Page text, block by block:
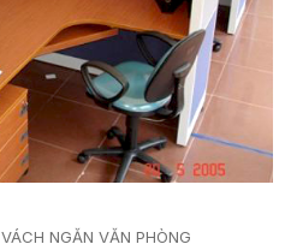
VÁCH NGĂN VĂN PHÒNG